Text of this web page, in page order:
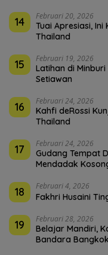
14 Februari 20, 2026
Tuai Apresiasi, Ini
Thailand
15 Februari 19, 2026
Latihan di Minburi
Setiawan
16 Februari 24, 2026
Kahfi deRossi
Thailand
17 Februari 24, 2026
Gudang Tempat
Mendadak
18 Februari 4, 2026
Fakhri Husaini
19 Februari 28, 2026
Belajar Mandiri,
Bandara Bangkok